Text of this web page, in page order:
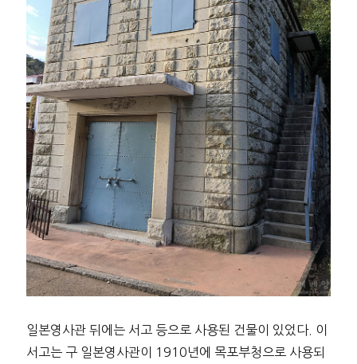
일본영사관 뒤에는 서고 등으로 사용된 건물이 있었다. 이
서고는 구 일본영사관이 1910년에 목포부청으로 사용되